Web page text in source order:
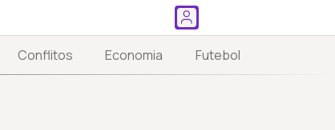
Conflitos Economia Futebol